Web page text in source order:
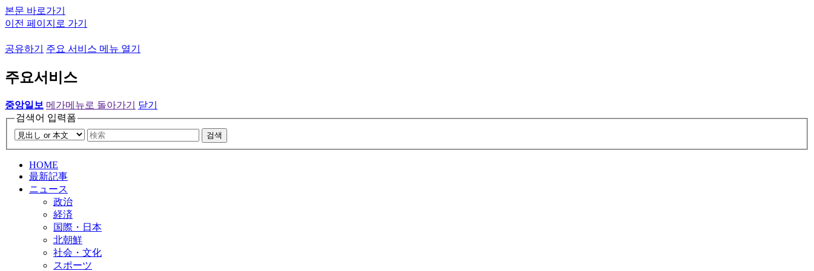
본문 바로가기
이전 페이지로 가기
공유하기 주요 서비스 메뉴 열기
주요서비스
중앙일보 메가메뉴로 돌아가기
닫기
검색어 입력폼
검색
HOME
最新記事
ニュース
政治
経済
国際・日本
北朝鮮
社会・文化
スポーツ